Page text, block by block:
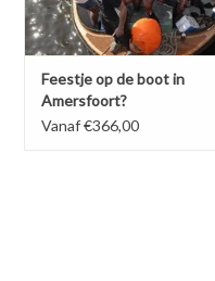
Feestje op de boot in
Amersfoort?
Vanaf €366,00